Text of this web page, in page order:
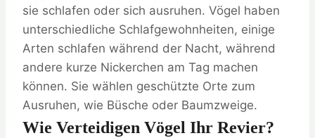
sie schlafen oder sich ausruhen. Vögel haben
unterschiedliche Schlafgewohnheiten, einige
Arten schlafen während der Nacht, während
andere kurze Nickerchen am Tag machen
können. Sie wählen geschützte Orte zum
Ausruhen, wie Büsche oder Baumzweige.
Wie Verteidigen Vögel Ihr Revier?